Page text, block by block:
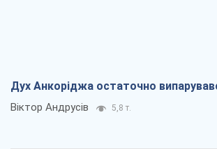
Дух Анкоріджа остаточно
Віктор Андрусів 5,8 т.